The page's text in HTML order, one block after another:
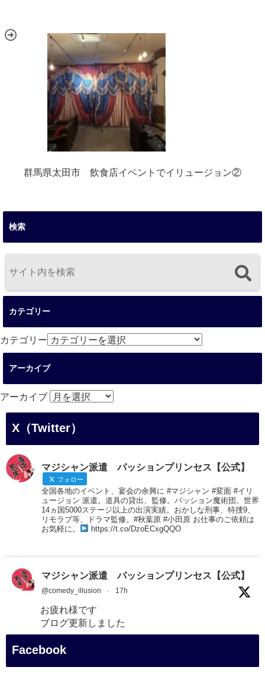
群馬県太田市 飲食店イベントでイリュージョン②
検索
カテゴリー
カテゴリー
アーカイブ
アーカイブ
X（Twitter）
マジシャン派遣 パッションプリンセス【公式】
フォロー
全国各地のイベント、宴会の余興に #マジシャン #変面 #イリ
ュージョン 派遣。道具の貸出、監修。パッション魔術団。世界
14ヵ国5000ステージ以上の出演実績。おかしな刑事、特捜9、
リモラブ等、ドラマ監修。#秋葉原 #小田原 お仕事のご依頼は
お気軽に。
https://t.co/DzoECxgQQO
マジシャン派遣 パッションプリンセス【公式】
@comedy_illusion · 17h
お疲れ様です
ブログ更新しました
「マジシャン和歌山旅 白浜町・白良湯」
Facebook